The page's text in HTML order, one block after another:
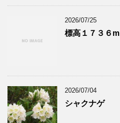
2026/07/25
標高１７３６m
2026/07/04
シャクナゲ